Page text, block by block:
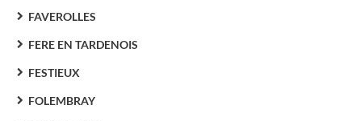
FAVEROLLES
FERE EN TARDENOIS
FESTIEUX
FOLEMBRAY